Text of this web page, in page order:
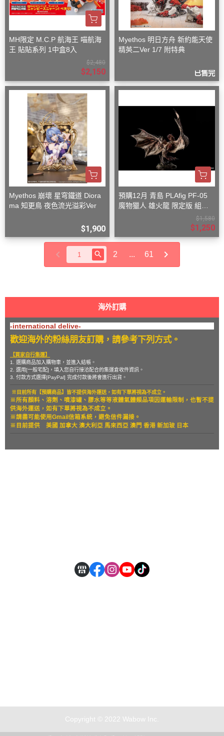
MH限定 M.C.P 航海王 喵航海
王 貼貼系列 1中盒8入
$2,480
$2,150
Myethos 明日方舟 新約能天使
精英二Ver 1/7 附特典
已售完
Myethos 崩壞 星穹鐵道 Diora
ma 知更鳥 夜色流光溢彩Ver
$1,900
預購12月 青島 PLAfig PF-05
魔物獵人 雄火龍 限定版 組裝
$1,580
$1,250
2 ... 61
海外訂購
-international delive-
歡迎海外的粉絲朋友訂購，請參考下列方式。
【買家自行集運】
1. 選購商品加入購物車，並進入結帳。
2. 選用[一般宅配]，填入您自行接洽配合的集運倉收件資訊。
3. 付款方式選擇[PayPal] 完成付款後將會進行出貨。
※目前所有【預購商品】皆不提供海外運送，如有下單將視為不成立。
※所有顏料、溶劑、噴漆罐、膠水等等液體氣體類品項因運輸限制，也暫不提
供海外運送，如有下單將視為不成立。
※請盡可能使用Gmail信箱系統，避免信件漏接。
※目前提供 美國 加拿大 澳大利亞 馬來西亞 澳門 香港 新加玻 日本
Copyright © 2022 Wabow Inc.